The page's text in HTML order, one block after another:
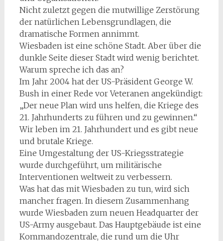
Nicht zuletzt gegen die mutwillige Zerstörung
der natürlichen Lebensgrundlagen, die
dramatische Formen annimmt.
Wiesbaden ist eine schöne Stadt. Aber über die
dunkle Seite dieser Stadt wird wenig berichtet.
Warum spreche ich das an?
Im Jahr 2004 hat der US-Präsident George W.
Bush in einer Rede vor Veteranen angekündigt:
„Der neue Plan wird uns helfen, die Kriege des
21. Jahrhunderts zu führen und zu gewinnen.“
Wir leben im 21. Jahrhundert und es gibt neue
und brutale Kriege.
Eine Umgestaltung der US-Kriegsstrategie
wurde durchgeführt, um militärische
Interventionen weltweit zu verbessern.
Was hat das mit Wiesbaden zu tun, wird sich
mancher fragen. In diesem Zusammenhang
wurde Wiesbaden zum neuen Headquarter der
US-Army ausgebaut. Das Hauptgebäude ist eine
Kommandozentrale, die rund um die Uhr